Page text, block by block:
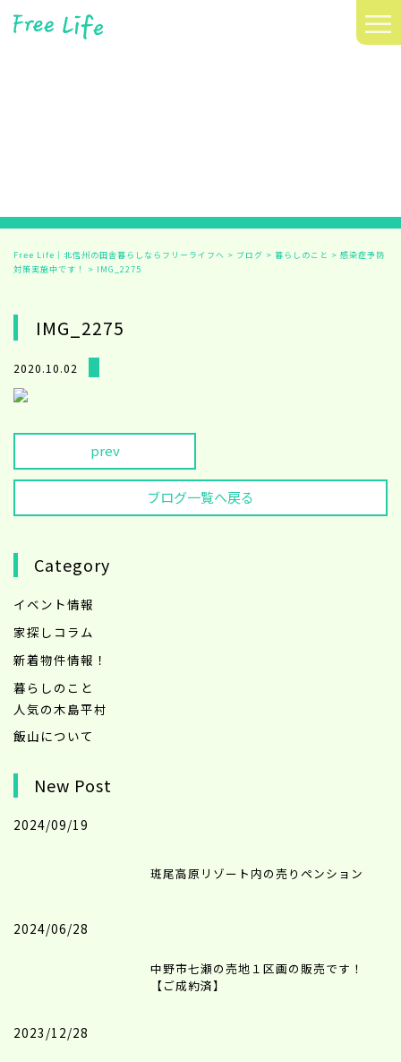
≡
Free Life｜北信州の田舎暮らしならフリーライフへ > ブログ > 暮らしのこと > 感染症予防
対策実施中です！
> IMG_2275
IMG_2275
2020.10.02
prev
ブログ一覧へ戻る
Category
イベント情報
家探しコラム
新着物件情報！
暮らしのこと
人気の木島平村
飯山について
New Post
2024/09/19
斑尾高原リゾート内の売りペンション
2024/06/28
中野市七瀬の売地１区画の販売です！
【ご成約済】
2023/12/28